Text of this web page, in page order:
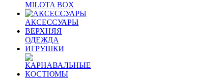
MILOTA BOX
АКСЕССУАРЫ
ВЕРХНЯЯ
ОДЕЖДА
ИГРУШКИ